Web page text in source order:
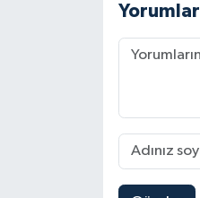
Yorumlar